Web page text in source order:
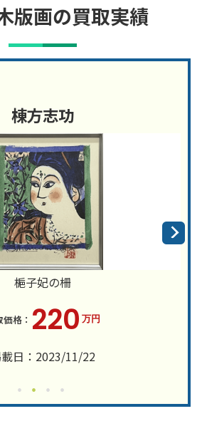
版画の買取実績
棟方志功
梔子妃の柵
220 万円
日：2023/11/22